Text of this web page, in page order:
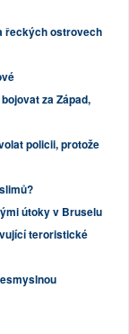
řeckých ostrovech
za Západ,
policii, protože
útoky v Bruselu
teroristické